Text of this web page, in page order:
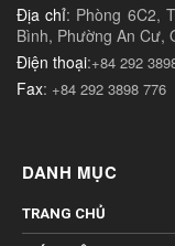
Địa chỉ: Phòng 6C2,
Bình, Phường An Cư,
Điện thoại:+84 292
Fax: +84 292 3898 776
DANH MỤC
TRANG CHỦ